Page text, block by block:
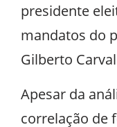
presidente
mandatos do
Gilberto
Apesar da
correlação de